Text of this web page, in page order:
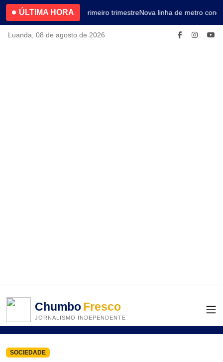
ÚLTIMA HORA4.2% no primeiro trimestreNova linha de metro
Luanda, 08 de agosto de 2026
ChumboFresco
JORNALISMO INDEPENDENTE
SOCIEDADE